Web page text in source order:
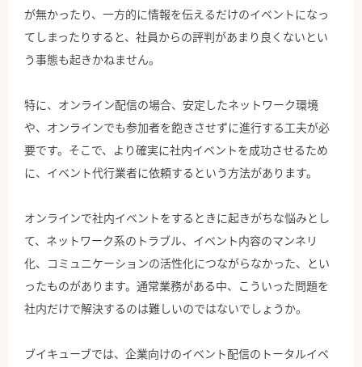
が無かったり、一方的に情報を伝えるだけのイベントになっ
てしまったりすると、社員からの評判があまり良くないとい
う事態も起きかねません。
特に、オンライン配信の場合、安定したネットワーク環境
や、オンラインでも参加者を飽きさせずに進行する工夫が必
要です。そこで、より確実に社内イベントを成功させるため
に、イベント代行業者に依頼するという方法があります。
オンラインで社内イベントをするときに起きがちな悩みとし
て、ネットワーク系のトラブル、イベント内容のマンネリ
化、コミュニケーションの活性化につながらなかった、とい
ったものがあります。通常業務がある中、こういった問題を
社内だけで解決するのは難しいのではないでしょうか。
ブイキューブでは、企業向けのイベント配信のトータルイベ